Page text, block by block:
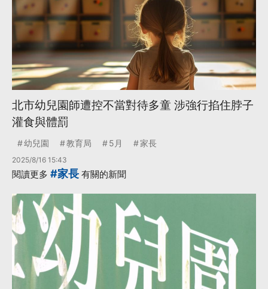
北市幼兒園師遭控不當對待多童 涉強行掐住脖子
灌食與體罰
幼兒園 教育局 5月 家長
2025/8/16 15:43
閱讀更多 #家長 有關的新聞